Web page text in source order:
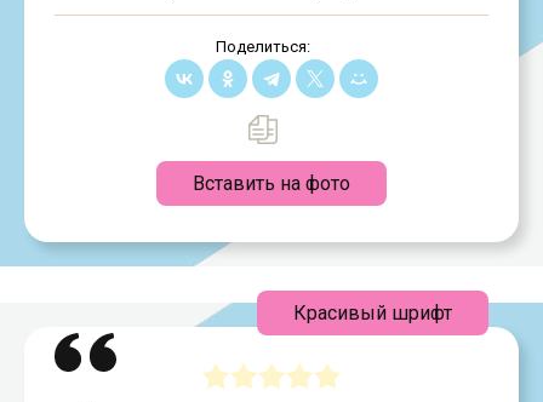
Поделиться:
Вставить на фото
Красивый шрифт